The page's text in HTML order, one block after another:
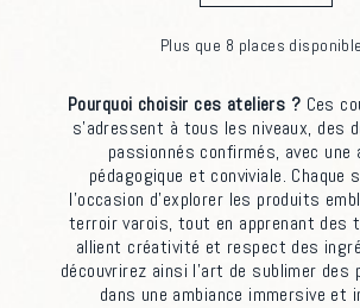
Plus que 8 places
Pourquoi choisir ces ateliers ? Ces
s’adressent à tous les niveaux, des
passionnés confirmés, avec une
pédagogique et conviviale. Chaque
l’occasion d’explorer les produits
terroir varois, tout en apprenant des
allient créativité et respect des
découvrirez ainsi l’art de sublimer des
dans une ambiance immersive et